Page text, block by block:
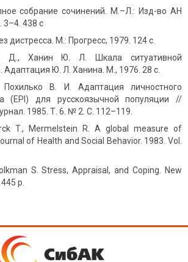
собрание сочинений. М.–Л.: Изд-во АН
3–4. 438 с
дистресса. М.: Прогресс, 1979. 124 с.
Д., Ханин Ю. Л. Шкала ситуативной
Адаптация Ю. Л. Ханина. М., 1976. 28 с.
В. И. Адаптация личностного
(EPI) для русскоязычной популяции //
1985. Т. 6. № 2. С. 112–119.
T., Mermelstein R. A global measure of
of Health and Social Behavior. 1983. Vol.
S. Stress, Appraisal, and Coping. New
p.